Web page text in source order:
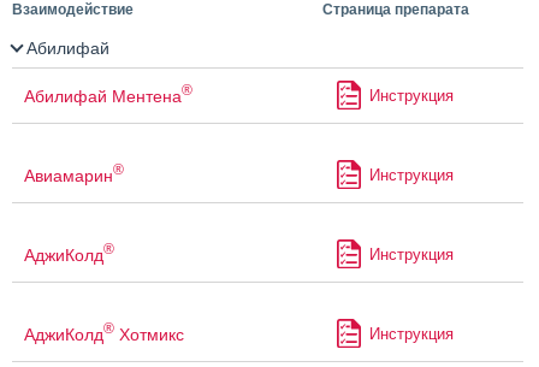
Взаимодействие Страница препарата
Абилифай
Абилифай Ментена® Инструкция
Авиамарин® Инструкция
АджиКолд® Инструкция
АджиКолд® Хотмикс Инструкция